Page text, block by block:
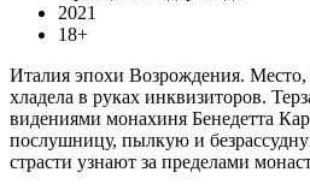
2021
18+
Италия эпохи Возрождения. Место,
хладела в руках инквизиторов.
видениями монахиня Бенедетта
послушницу, пылкую и
страсти узнают за пределами